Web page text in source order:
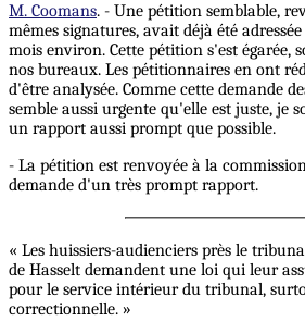
M. Coomans. - Une pétition semblable,
mêmes signatures, avait déjà été
mois environ. Cette pétition s'est égarée,
nos bureaux. Les pétitionnaires en ont
d'être analysée. Comme cette demande
semble aussi urgente qu'elle est juste, je
un rapport aussi prompt que possible.
- La pétition est renvoyée à la
demande d'un très prompt rapport.
« Les huissiers-audienciers près le
de Hasselt demandent une loi qui leur
pour le service intérieur du tribunal,
correctionnelle. »